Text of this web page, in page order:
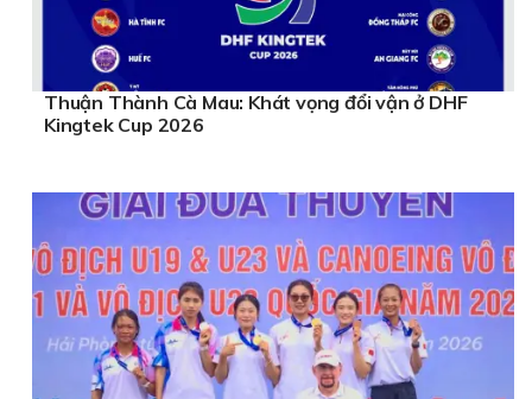
Thuận Thành Cà Mau: Khát vọng đổi vận ở DHF
Kingtek Cup 2026